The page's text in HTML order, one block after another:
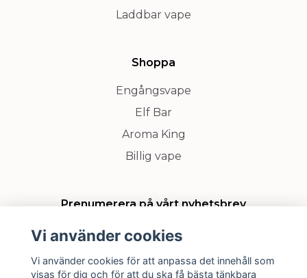
Laddbar vape
Shoppa
Engångsvape
Elf Bar
Aroma King
Billig vape
Prenumerera på vårt nyhetsbrev
Vi använder cookies
Vi använder cookies för att anpassa det innehåll som
visas för dig och för att du ska få bästa tänkbara